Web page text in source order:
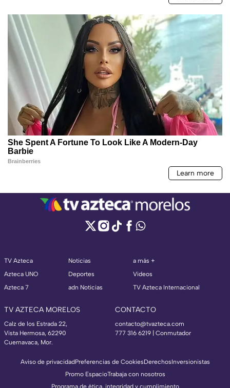
TV Azteca
Azteca UNO
Azteca 7
Noticias
Deportes
adn Noticias
a más +
Videos
TV Azteca Internacional
TV AZTECA MORELOS
Calz de los Estrada 22,
Vista Hermosa, 62290
Cuernavaca, Mor.
CONTACTO
contacto@tvazteca.com
777 316 6219 | Conmutador
Aviso de privacidadPreferencias de CookiesDerechosInversionistas
Promo EspacioTrabaja con nosotros
Programa de ética, integridad y cumplimiento